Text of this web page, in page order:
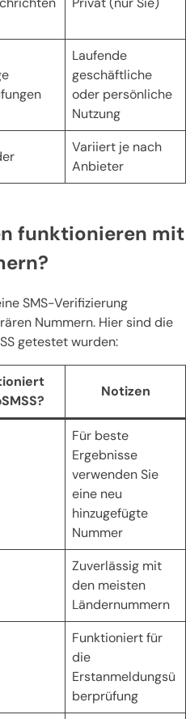
Laufende
geschäftliche
oder persönliche
Nutzung
Variiert je nach
Anbieter
funktionieren mit
SMS-Verifizierung
Nummern. Hier sind die
getestet wurden:
Notizen
Für beste
Ergebnisse
verwenden Sie
eine neu
hinzugefügte
Nummer
Zuverlässig mit
den meisten
Ländernummern
Funktioniert für
die
Erstanmeldungsü
berprüfung